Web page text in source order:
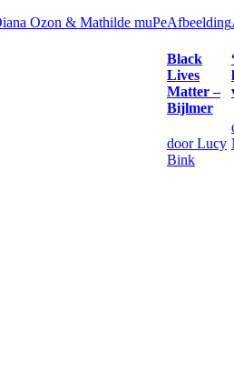
Ozon & Mathilde muPeAfbeelding
Black
Lives
Matter –
Bijlmer
door Lucy
Bink